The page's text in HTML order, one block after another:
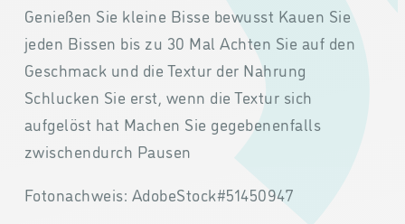
Genießen Sie kleine Bisse bewusst Kauen Sie
jeden Bissen bis zu 30 Mal Achten Sie auf den
Geschmack und die Textur der Nahrung
Schlucken Sie erst, wenn die Textur sich
aufgelöst hat Machen Sie gegebenenfalls
zwischendurch Pausen
Fotonachweis: AdobeStock#51450947